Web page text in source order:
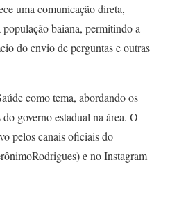
uma comunicação direta,
baiana, permitindo a
do envio de perguntas e outras
como tema, abordando os
governo estadual na área. O
pelos canais oficiais do
e no Instagram